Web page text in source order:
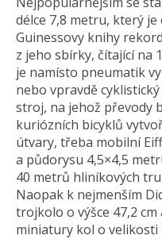
délce 7,8 metru, který
Guinessovy knihy
z jeho sbírky, čítající na
je namísto pneumatik
nebo vpravdě
stroj, na jehož převody
kuriózních bicyklů
útvary, třeba mobilní
a půdorysu 4,5×4,5
40 metrů hliníkových
Naopak k nejmenším
trojkolo o výšce 47,2 cm
miniatury kol o velikosti